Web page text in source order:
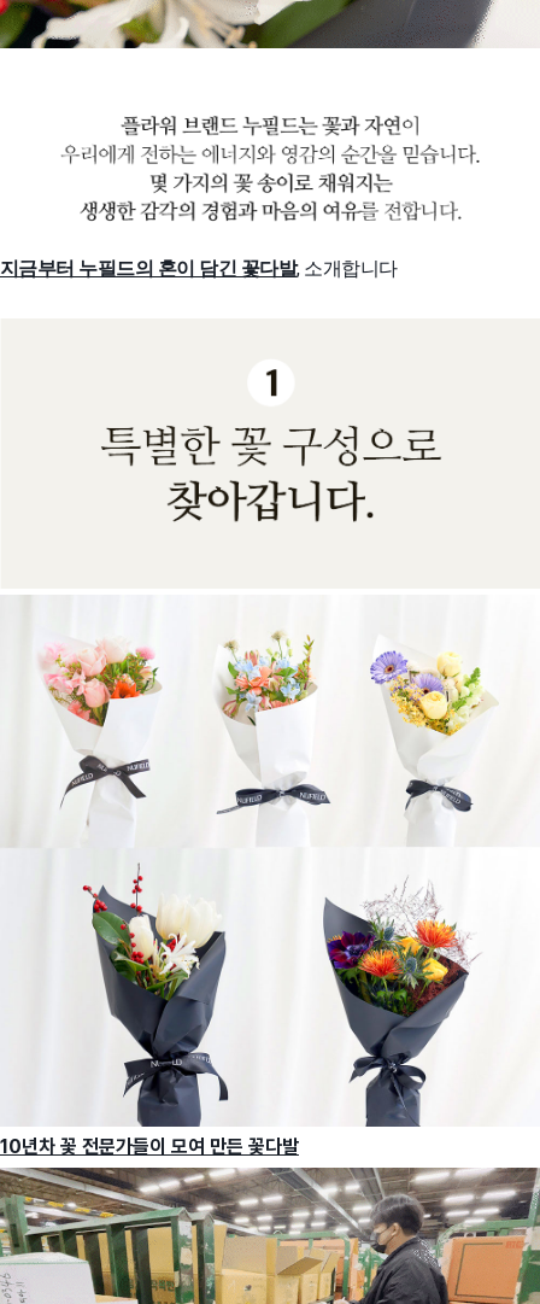
지금부터 누필드의 혼이 담긴 꽃다발, 소개합니다
10년차 꽃 전문가들이 모여 만든 꽃다발